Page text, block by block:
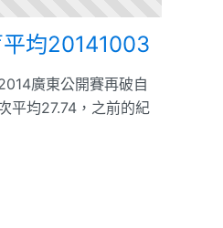
均20141003
廣東公開賽再破自
平均27.74，之前的紀